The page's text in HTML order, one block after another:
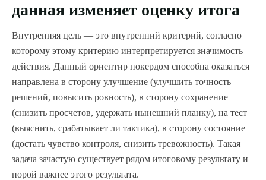
данная изменяет оценку итога
Внутренняя цель — это внутренний критерий, согласно
которому этому критерию интерпретируется значимость
действия. Данный ориентир покердом способна оказаться
направлена в сторону улучшение (улучшить точность
решений, повысить ровность), в сторону сохранение
(снизить просчетов, удержать нынешний планку), на тест
(выяснить, срабатывает ли тактика), в сторону состояние
(достать чувство контроля, снизить тревожность). Такая
задача зачастую существует рядом итоговому результату и
порой важнее этого результата.